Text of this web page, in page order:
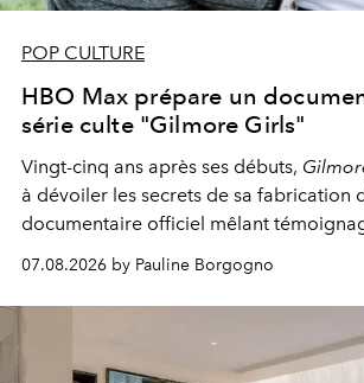
POP CULTURE
HBO Max prépare un
série culte "Gilmore Girls"
Vingt-cinq ans après ses débuts,
à dévoiler les secrets de sa fabrication
documentaire officiel mêlant
générationnel.
07.08.2026 by Pauline Borgogno